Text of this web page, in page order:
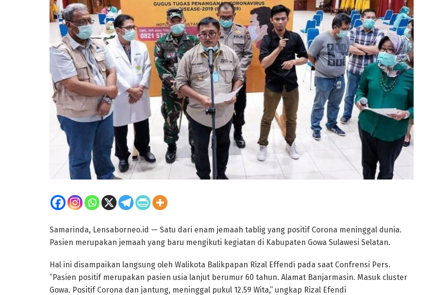
Samarinda, Lensaborneo.id — Satu dari enam jemaah tablig yang positif Corona meninggal dunia.
Pasien merupakan jemaah yang baru mengikuti kegiatan di Kabupaten Gowa Sulawesi Selatan.
Hal ini disampaikan langsung oleh Walikota Balikpapan Rizal Effendi pada saat Confrensi Pers.
“Pasien positif merupakan pasien usia lanjut berumur 60 tahun. Alamat Banjarmasin. Masuk cluster
Gowa. Positif Corona dan jantung, meninggal pukul 12.59 Wita,” ungkap Rizal Efendi